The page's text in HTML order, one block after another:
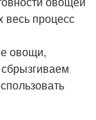
весь процесс
овощи,